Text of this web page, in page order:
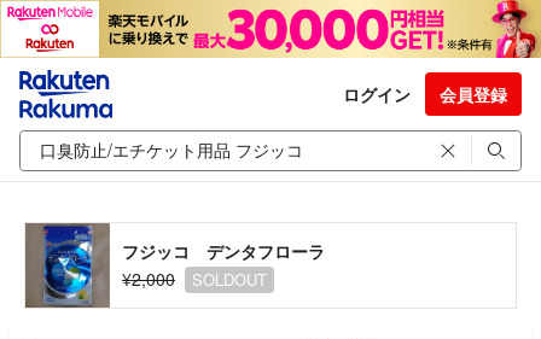
ログイン 会員登録
フジッコ デンタフローラ
¥2,000
SOLDOUT